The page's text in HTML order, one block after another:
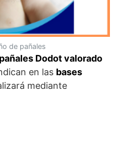
de pañales
Dodot valorado
en las bases
mediante